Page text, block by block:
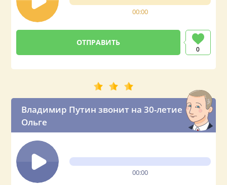
00:00
0
Владимир Путин звонит на 30-летие
Ольге
00:00